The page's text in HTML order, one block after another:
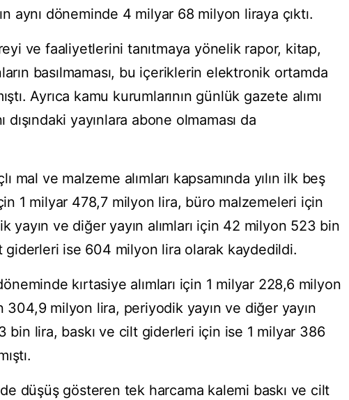
aynı döneminde 4 milyar 68 milyon liraya çıktı.
ve faaliyetlerini tanıtmaya yönelik rapor, kitap,
basılmaması, bu içeriklerin elektronik ortamda
Ayrıca kamu kurumlarının günlük gazete alımı
dışındaki yayınlara abone olmaması da
mal ve malzeme alımları kapsamında yılın ilk beş
1 milyar 478,7 milyon lira, büro malzemeleri için
yayın ve diğer yayın alımları için 42 milyon 523 bin
giderleri ise 604 milyon lira olarak kaydedildi.
kırtasiye alımları için 1 milyar 228,6 milyon
milyon lira, periyodik yayın ve diğer yayın
bin lira, baskı ve cilt giderleri için ise 1 milyar 386
düşüş gösteren tek harcama kalemi baskı ve cilt